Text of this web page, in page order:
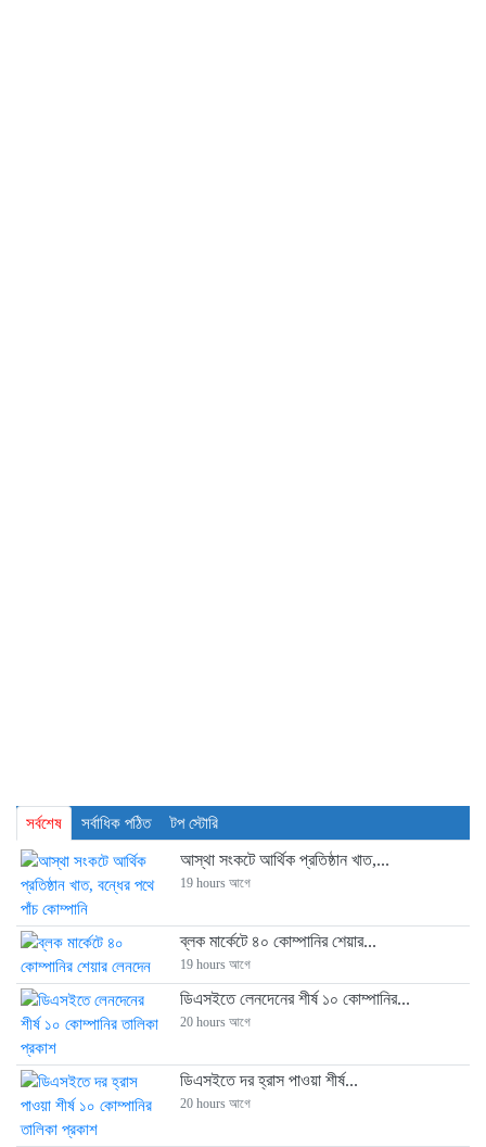
সর্বশেষ সর্বাধিক পঠিত টপ স্টোরি
আস্থা সংকটে আর্থিক প্রতিষ্ঠান খাত,...
19 hours আগে
ব্লক মার্কেটে ৪০ কোম্পানির শেয়ার...
19 hours আগে
ডিএসইতে লেনদেনের শীর্ষ ১০ কোম্পানির...
20 hours আগে
ডিএসইতে দর হ্রাস পাওয়া শীর্ষ...
20 hours আগে